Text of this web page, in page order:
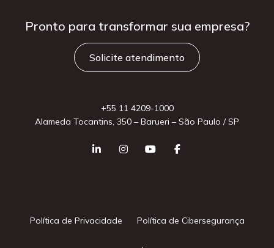
Pronto para transformar sua empresa?
Solicite atendimento
+55 11 4209-1000
Alameda Tocantins, 350 – Barueri – São Paulo / SP
Política de Privacidade Política de Cibersegurança